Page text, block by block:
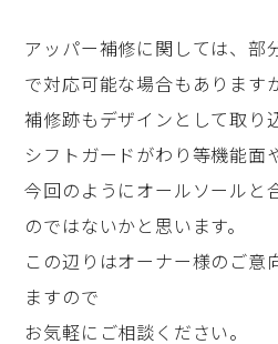
アッパー補修に関しては、部
で対応可能な場合もあります
補修跡もデザインとして取り
シフトガードがわり等機能面
今回のようにオールソールと
のではないかと思います。
この辺りはオーナー様のご意
ますので
お気軽にご相談ください。